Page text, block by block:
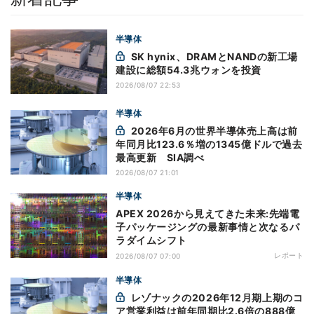
半導体
建設に総額54.3兆ウォンを投資
2026/08/07 22:53
半導体
年同月比123.6％増の1345億ドルで過去
最高更新 SIA調べ
2026/08/07 21:01
半導体
APEX 2026から見えてきた未来:先端電
子パッケージングの最新事情と次なるパ
ラダイムシフト
2026/08/07 07:00 レポート
半導体
ア営業利益は前年同期比2.6倍の888億